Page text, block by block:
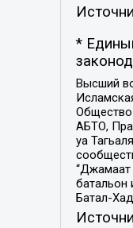
*
Высший
АБТО,
уа
“Джамаат
батальон
Батал-